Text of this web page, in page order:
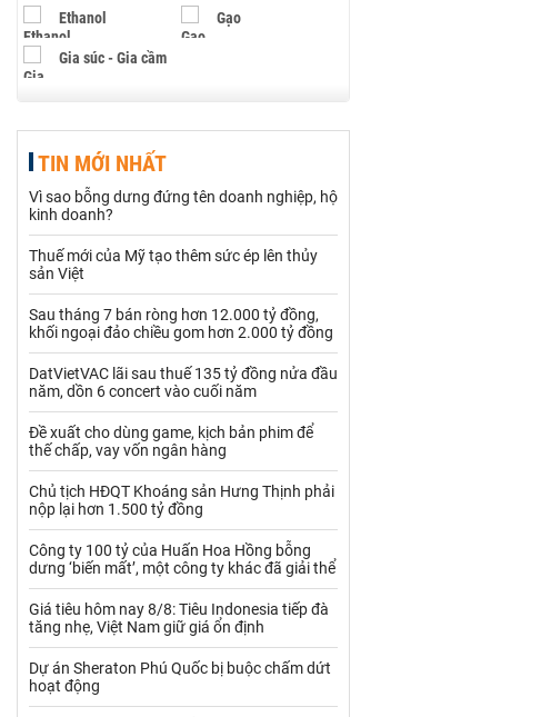
Ethanol Gạo
Gia súc - Gia cầm
Hạt điều
Khí đốt
Kim loại khác Mắc ca
Muối
Nhựa - Hạt nhựa
Palladium Phân bón
Rau - Củ -Quả Sắt thép
Sữa
Than Thức ăn chăn nuôi
Thủy hải sản khác Tôm
Vàng
VLXD khác
TIN MỚI NHẤT
Vì sao bỗng dưng đứng tên doanh nghiệp, hộ
kinh doanh?
Thuế mới của Mỹ tạo thêm sức ép lên thủy
sản Việt
Sau tháng 7 bán ròng hơn 12.000 tỷ đồng,
khối ngoại đảo chiều gom hơn 2.000 tỷ đồng
DatVietVAC lãi sau thuế 135 tỷ đồng nửa đầu
năm, dồn 6 concert vào cuối năm
Đề xuất cho dùng game, kịch bản phim để
thế chấp, vay vốn ngân hàng
Chủ tịch HĐQT Khoáng sản Hưng Thịnh phải
nộp lại hơn 1.500 tỷ đồng
Công ty 100 tỷ của Huấn Hoa Hồng bỗng
dưng ‘biến mất’, một công ty khác đã giải thể
Giá tiêu hôm nay 8/8: Tiêu Indonesia tiếp đà
tăng nhẹ, Việt Nam giữ giá ổn định
Dự án Sheraton Phú Quốc bị buộc chấm dứt
hoạt động